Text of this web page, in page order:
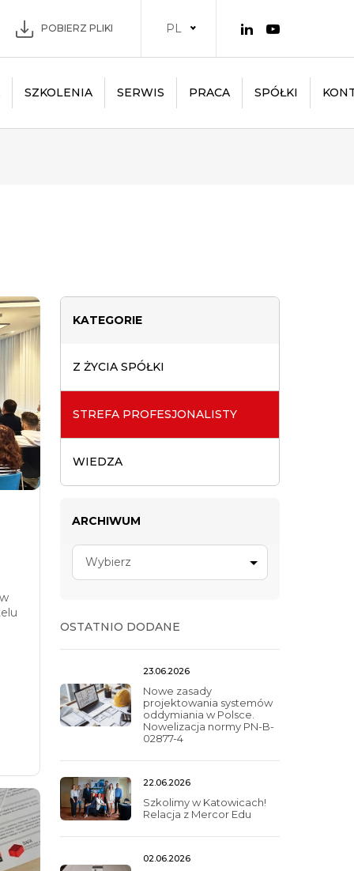
POBIERZ PLIKI PL
SZKOLENIA SERWIS PRACA SPÓŁKI
KATEGORIE
Z ŻYCIA SPÓŁKI
STREFA PROFESJONALISTY
WIEDZA
ARCHIWUM
Wybierz
OSTATNIO DODANE
23.06.2026
Nowe zasady
projektowania systemów
oddymiania w Polsce.
Nowelizacja normy PN-B-
02877-4
22.06.2026
Szkolimy w Katowicach!
Relacja z Mercor Edu
02.06.2026